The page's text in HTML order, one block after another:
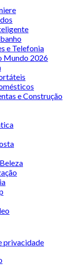
e Telefonia
Mundo 2026
e Construção
privacidade